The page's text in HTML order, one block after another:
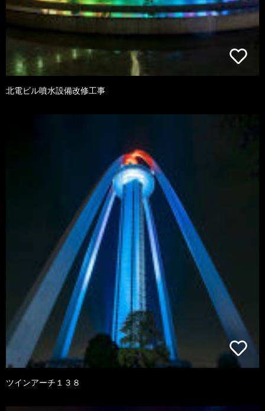
北電ビル噴水設備改修工事
ツインアーチ１３８